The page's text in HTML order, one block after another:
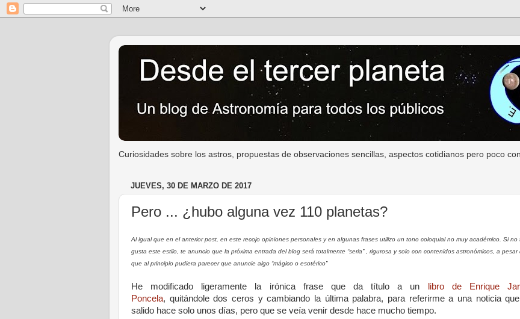
Curiosidades sobre los astros, propuestas de observaciones sencillas, aspectos cotidianos pero poco
JUEVES, 30 DE MARZO DE 2017
Pero ... ¿hubo alguna vez 110 planetas?
Al igual que en el anterior post, en este recojo opiniones personales y en algunas frases utilizo un tono coloquial no muy académico. Si no
gusta este estilo, te anuncio que la próxima entrada del blog será totalmente “seria” , rigurosa y solo con contenidos astronómicos, a pesar
que al principio pudiera parecer que anuncie algo “mágico o esotérico”
He modificado ligeramente la irónica frase que da título a un
libro de Enrique
Poncela, quitándole dos ceros y cambiando la última palabra, para referirme a una noticia
salido hace solo unos días, pero que se veía venir desde hace mucho tiempo.